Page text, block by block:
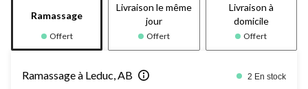
Ramassage
Offert
Livraison le même
jour
Offert
Livraison à
domicile
Offert
Ramassage à Leduc, AB 2 En stock